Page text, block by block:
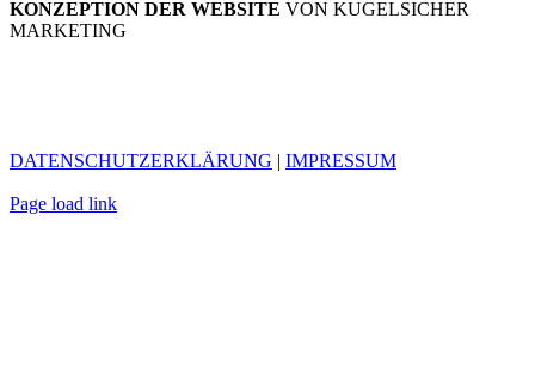
Zeichen
ein,
ein
Mensch
bist.
KONZEPTION DER WEBSITE VON KUGELSICHER
MARKETING
DATENSCHUTZERKLÄRUNG | IMPRESSUM
Page load link